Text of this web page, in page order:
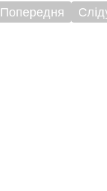
Попередня